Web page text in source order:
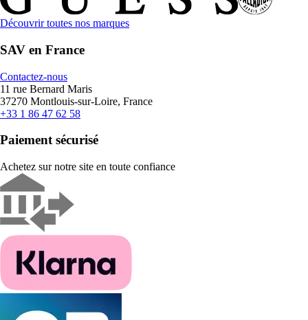
Découvrir toutes nos marques
SAV en France
Contactez-nous
11 rue Bernard Maris
37270 Montlouis-sur-Loire, France
+33 1 86 47 62 58
Paiement sécurisé
Achetez sur notre site en toute confiance